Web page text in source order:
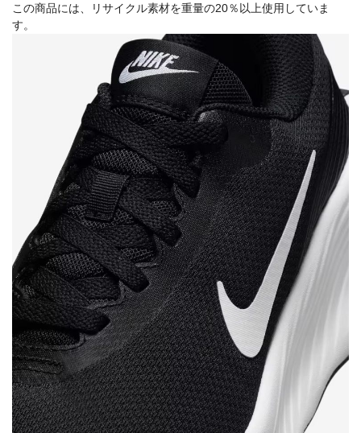
この商品には、リサイクル素材を重量の20％以上使用していま
す。